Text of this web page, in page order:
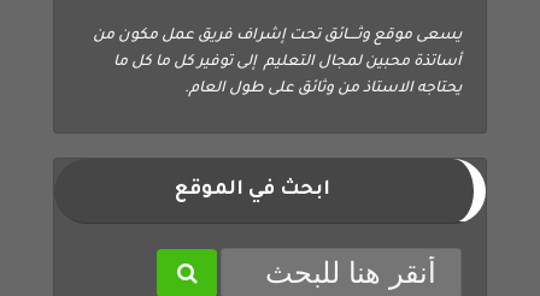
أساتذة محبين لمجال التعليم إلى توفير كل ما كل ما
يحتاجه الاستاذ من وثائق على طول العام.